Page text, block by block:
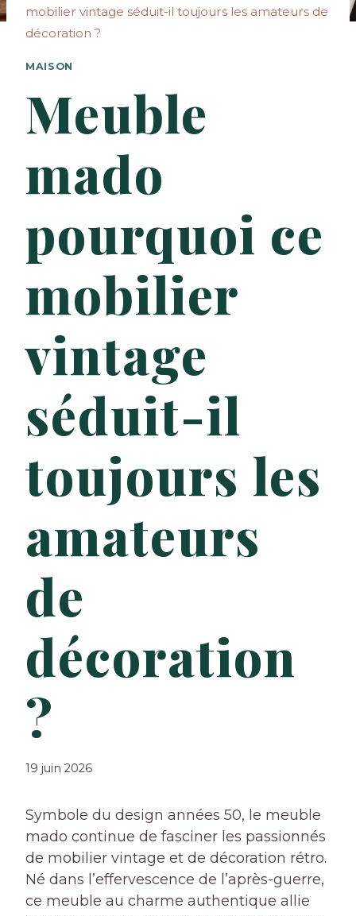
mobilier vintage séduit-il toujours les amateurs de
décoration ?
MAISON
Meuble
mado
pourquoi ce
mobilier
vintage
séduit-il
toujours les
amateurs
de
décoration
?
19 juin 2026
Symbole du design années 50, le meuble
mado continue de fasciner les passionnés
de mobilier vintage et de décoration rétro.
Né dans l’effervescence de l’après-guerre,
ce meuble au charme authentique allie